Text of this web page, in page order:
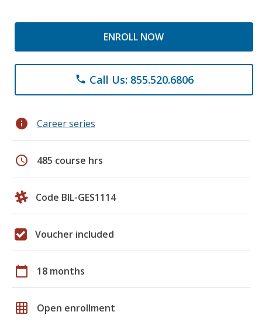
ENROLL NOW
phone Call Us: 855.520.6806
info Career series
schedule 485 course hrs
Code BIL-GES1114
Voucher included
calendar_today 18 months
grid_on Open enrollment